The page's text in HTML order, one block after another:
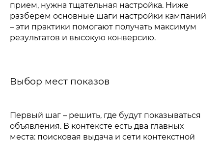
прием, нужна тщательная настройка. Ниже
разберем основные шаги настройки кампаний
– эти практики помогают получать максимум
результатов и высокую конверсию.
Выбор мест показов
Первый шаг – решить, где будут показываться
объявления. В контексте есть два главных
места: поисковая выдача и сети контекстной